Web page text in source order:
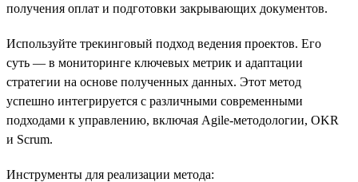
получения оплат и подготовки закрывающих документов.
Используйте трекинговый подход ведения проектов. Его
суть — в мониторинге ключевых метрик и адаптации
стратегии на основе полученных данных. Этот метод
успешно интегрируется с различными современными
подходами к управлению, включая Agile-методологии, OKR
и Scrum.
Инструменты для реализации метода: